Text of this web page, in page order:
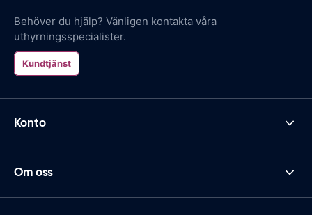
Behöver du hjälp? Vänligen kontakta våra
uthyrningsspecialister.
Kundtjänst
Konto
Om oss